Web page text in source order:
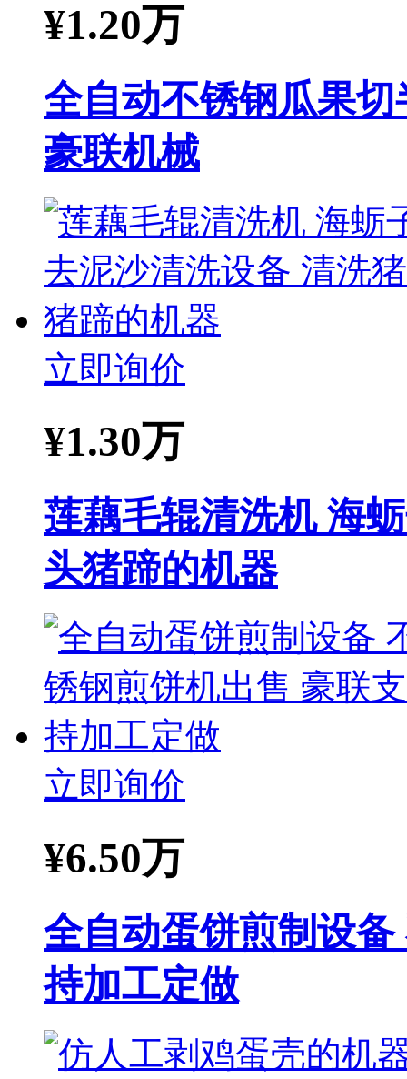
¥1.20万
全自动不锈钢瓜果
豪联机械
立即询价
¥1.30万
莲藕毛辊清洗机 海
头猪蹄的机器
立即询价
¥6.50万
全自动蛋饼煎制设
持加工定做